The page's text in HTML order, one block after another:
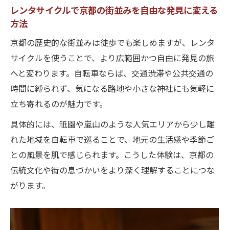
約テクニック
の実践法
レンタサイクル料金比較で賢く京都を巡る
方法
レンタサイクル活用でお得に京都を満喫す
るポイント
お得なレンタサイクルプランを活かした旅
の楽しみ方
レンタサイクルで京都の街並みを自由な発見に変える
方法
京都の歴史的な街並みは徒歩でも楽しめますが、レンタ
サイクルを使うことで、より広範囲かつ自由に発見の旅
へと変わります。自転車ならば、交通渋滞や公共交通の
時間に縛られず、気になる路地や小さな神社にも気軽に
立ち寄れるのが魅力です。
具体的には、祇園や嵐山のような人気エリアから少し離
れた地域を自転車で巡ることで、地元の生活感や季節ご
との風景を肌で感じられます。こうした体験は、京都の
伝統文化や街の息づかいをより深く理解することにつな
がります。